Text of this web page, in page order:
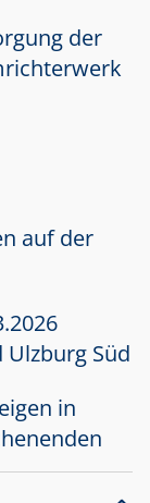
der
auf der
Süd
in